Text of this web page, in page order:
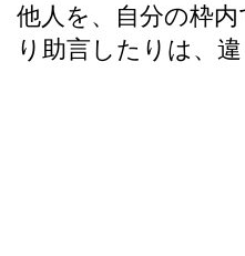
他人を、自分の枠
り助言したりは、